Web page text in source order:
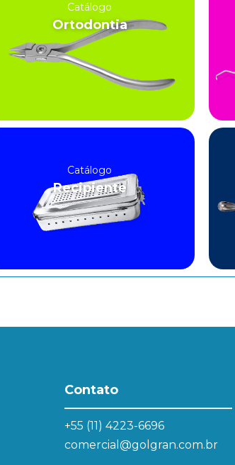
Catálogo
Ortodontia
Catálogo
Recipiente
Contato
+55 (11) 4223-6696
comercial@golgran.com.br